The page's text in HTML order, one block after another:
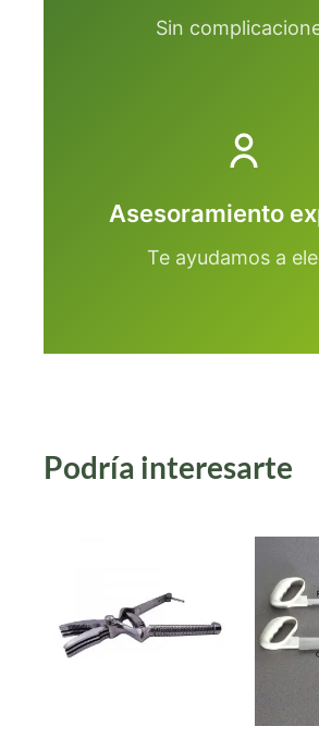
Sin
Asesoramiento
Te ayudamos a
Podría interesarte